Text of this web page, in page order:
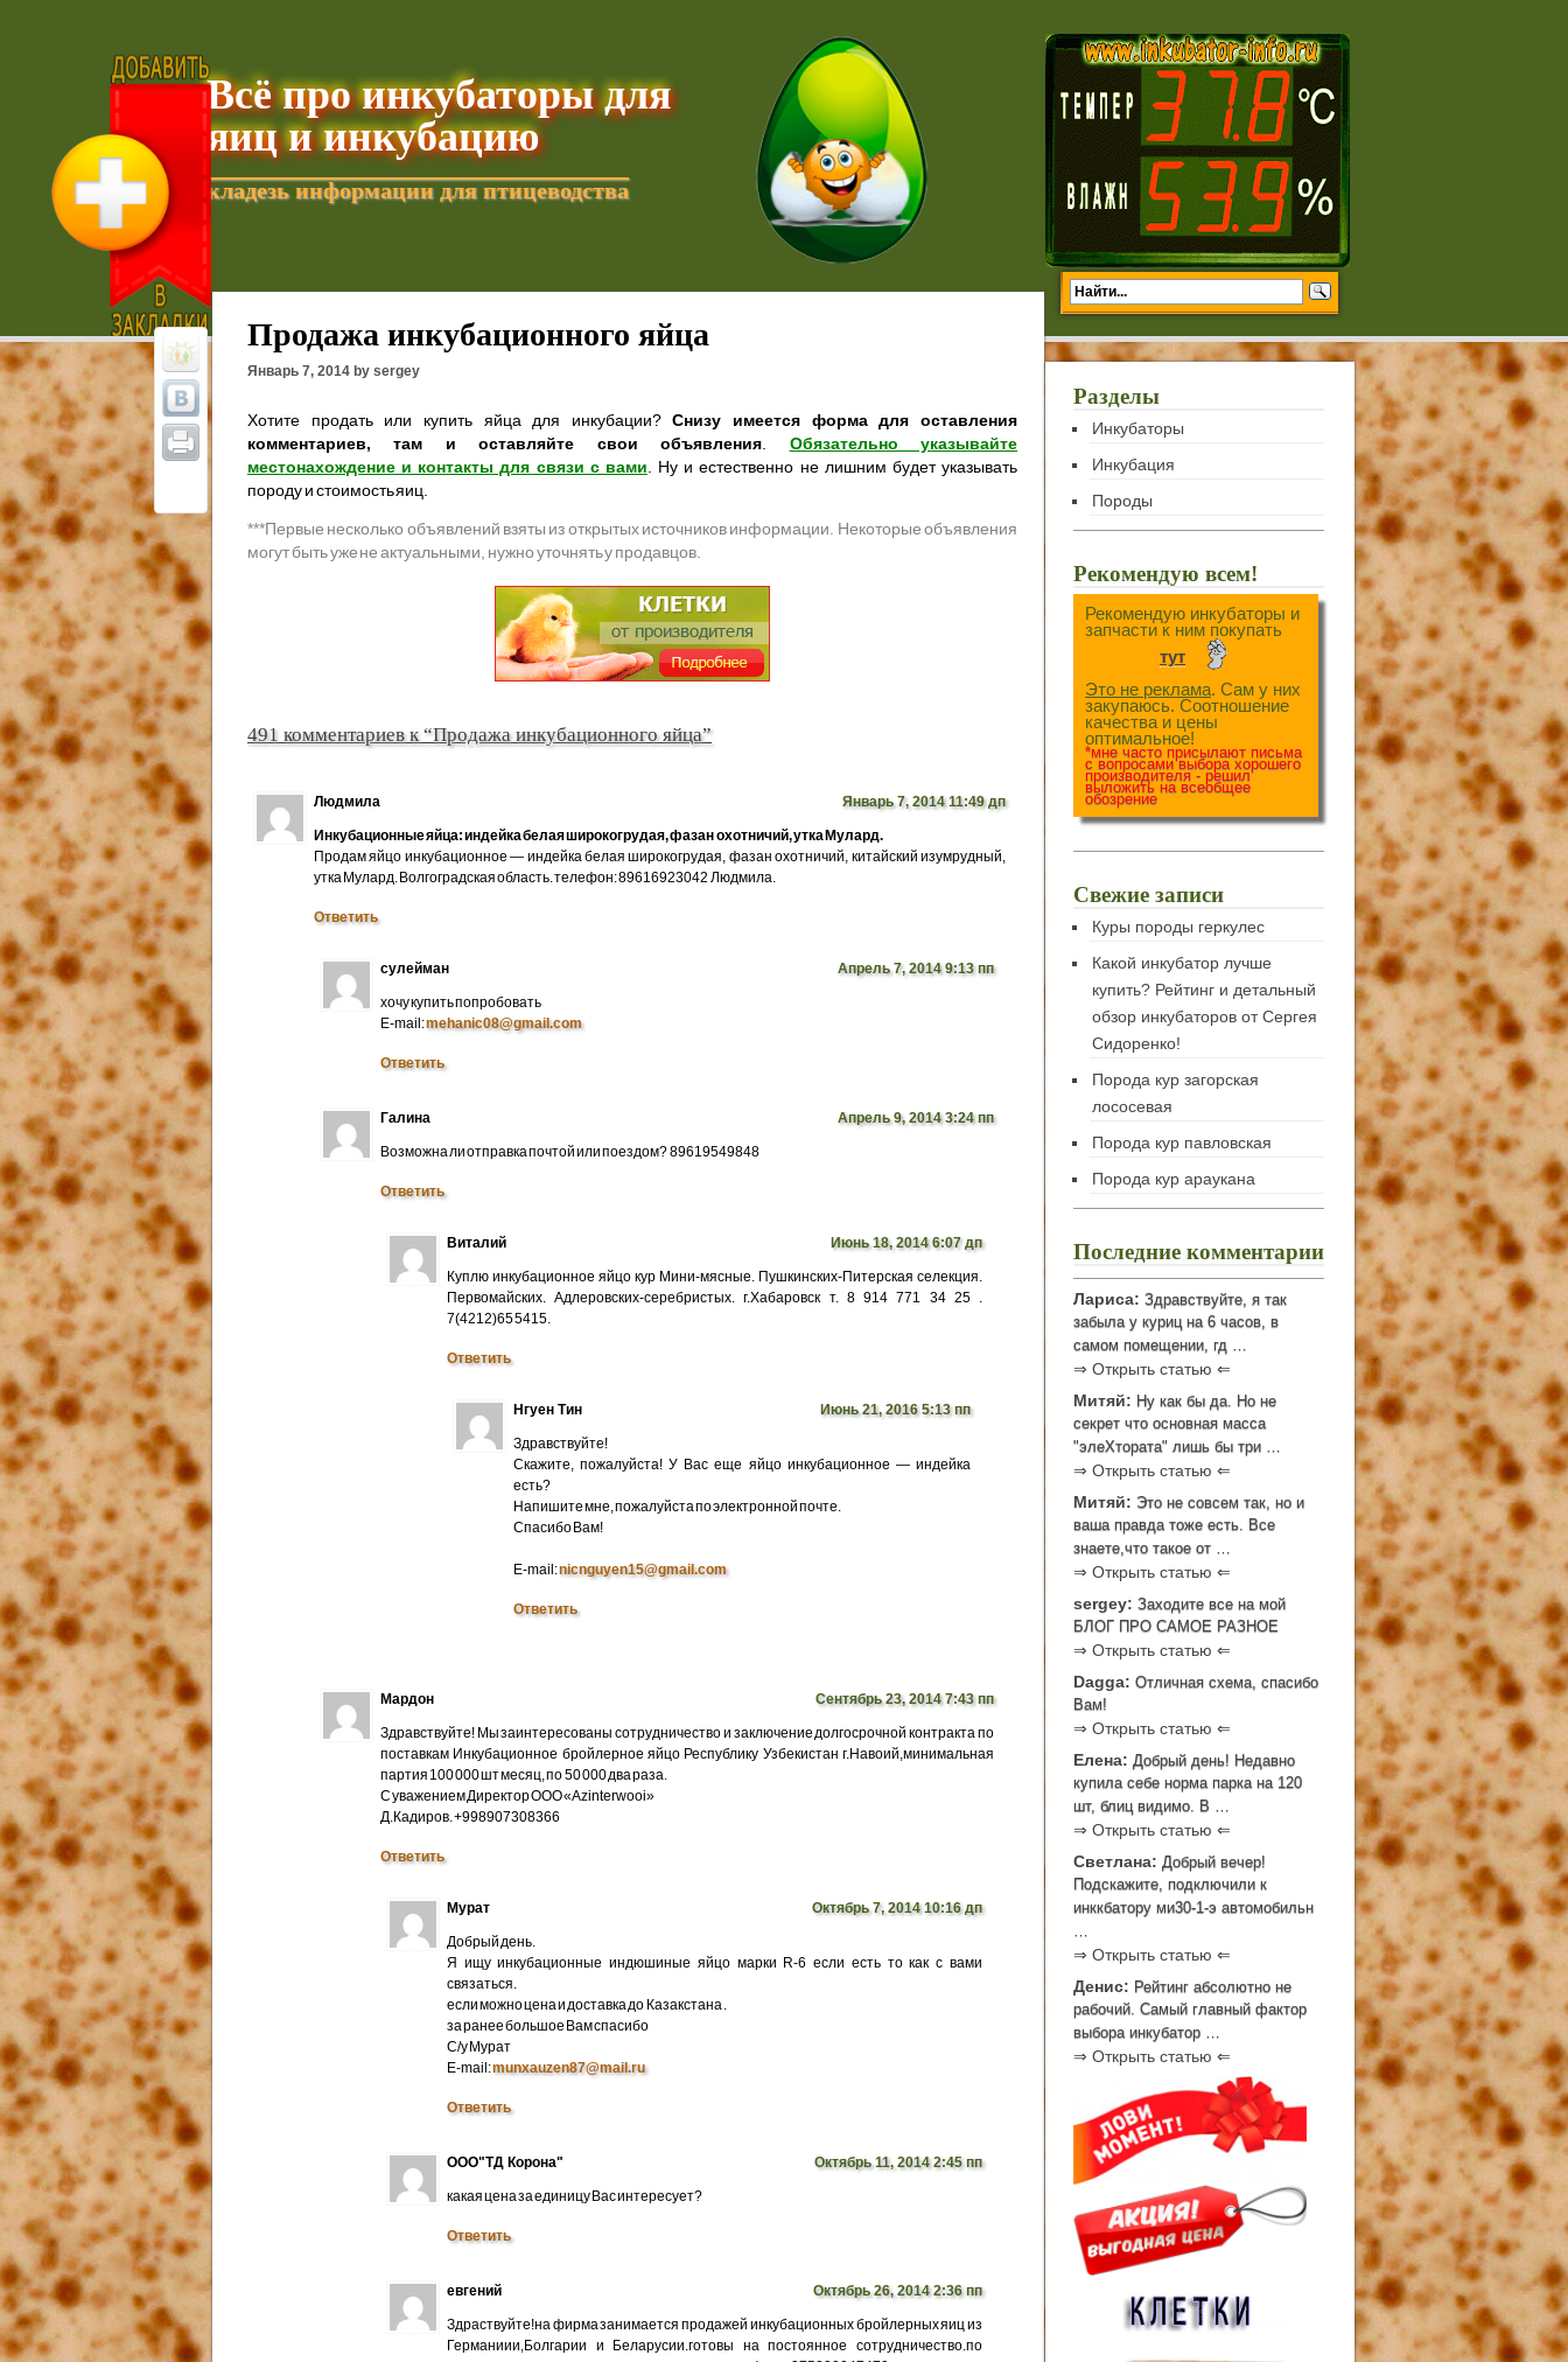
Всё про инкубаторы для
яиц и инкубацию
кладезь информации для птицеводства
Добавить текущую страницу в ИзбранноеПродажа инкубационного яйца
Январь 7, 2014 by sergey
Хотите продать или купить яйца для инкубации?Снизу имеется форма для оставления
комментариев, там и оставляйте свои объявления
Обязательно указывайте
местонахождение и контакты для связи с вами . Ну и естественно не лишним будет указывать
породу и стоимость яиц.
***Первые несколько объявлений взяты из открытых источников информации. Некоторые объявления
могут быть уже не актуальными, нужно уточнять у продавцов.
491 комментариев к “Продажа инкубационного яйца”
Людмила Январь 7, 2014 11:49 дп
Инкубационные яйца: индейка белая широкогрудая, фазан охотничий, утка Мулард.
Продам яйцо инкубационное — индейка белая широкогрудая, фазан охотничий, китайский изумрудный,
утка Мулард. Волгоградская область. телефон: 89616923042 Людмила.
Ответить
сулейман Апрель 7, 2014 9:13 пп
хочу купить попробовать
E-mail:mehanic08@gmail.com
Ответить
Галина Апрель 9, 2014 3:24 пп
Возможна ли отправка почтой или поездом? 89619549848
Ответить
Виталий Июнь 18, 2014 6:07 дп
Куплю инкубационное яйцо кур Мини-мясные. Пушкинских-Питерская селекция.
Первомайских. Адлеровских-серебристых. г.Хабаровск т. 8 914 771 34 25 .
7(4212)65 5415.
Ответить
Нгуен Тин Июнь 21, 2016 5:13 пп
Здравствуйте!
Скажите, пожалуйста! У Вас еще яйцо инкубационное — индейка
есть?
Напишите мне, пожалуйста по электронной почте.
Cпасибо Вам!
E-mail:nicnguyen15@gmail.com
Ответить
Мардон Сентябрь 23, 2014 7:43 пп
Здравствуйте! Мы заинтересованы сотрудничество и заключение долгосрочной контракта по
поставкам Инкубационное бройлерное яйцо Республику Узбекистан г.Навоий,минимальная
партия 100 000 шт месяц, по 50 000 два раза.
С уважением Директор ООО «Azinterwooi»
Д.Кадиров. +998907308366
Ответить
Мурат Октябрь 7, 2014 10:16 дп
Добрый день.
Я ищу инкубационные индюшиные яйцо марки R-6 если есть то как с вами
связаться.
если можно цена и доставка до Казакстана .
за ранее большое Вам спасибо
С/у Мурат
E-mail:munxauzen87@mail.ru
Ответить
ООО"ТД Корона" Октябрь 11, 2014 2:45 пп
какая цена за единицу Вас интересует?
Ответить
евгений Октябрь 26, 2014 2:36 пп
Здраствуйте!на фирма занимается продажей инкубационных бройлерных яиц из
Германиии,Болгарии и Беларусии.готовы на постоянное сотрудничество.по
Разделы
Инкубаторы
Инкубация
Породы
Рекомендую всем!
Рекомендую инкубаторы и
запчасти к ним покупать
тут
Это не реклама. Сам у них
закупаюсь. Соотношение
качества и цены
оптимальное!
*мне часто присылают письма
с вопросами выбора хорошего
производителя - решил
выложить на всеобщее
обозрение
Свежие записи
Куры породы геркулес
Какой инкубатор лучше
купить? Рейтинг и детальный
обзор инкубаторов от Сергея
Сидоренко!
Порода кур загорская
лососевая
Порода кур павловская
Порода кур араукана
Последние комментарии
Лариса: Здравствуйте, я так
забыла у куриц на 6 часов, в
самом помещении, гд …
⇒ Открыть статью ⇐
Митяй: Ну как бы да. Но не
секрет что основная масса
"элеХтората" лишь бы три …
⇒ Открыть статью ⇐
Митяй: Это не совсем так, но и
ваша правда тоже есть. Все
знаете,что такое от …
⇒ Открыть статью ⇐
sergey: Заходите все на мой
БЛОГ ПРО САМОЕ РАЗНОЕ
⇒ Открыть статью ⇐
Dagga: Отличная схема, спасибо
Вам!
⇒ Открыть статью ⇐
Елена: Добрый день! Недавно
купила себе норма парка на 120
шт, блиц видимо. В …
⇒ Открыть статью ⇐
Светлана: Добрый вечер!
Подскажите, подключили к
инккбатору ми30-1-э автомобильн
…
⇒ Открыть статью ⇐
Денис: Рейтинг абсолютно не
рабочий. Самый главный фактор
выбора инкубатор …
⇒ Открыть статью ⇐